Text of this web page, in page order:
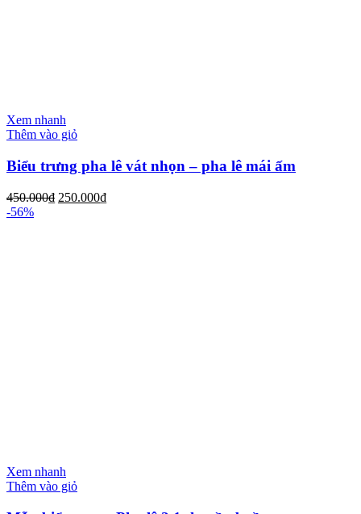
Xem nhanh
Thêm vào giỏ
Biểu trưng pha lê vát nhọn – pha lê mái ấm
450.000₫ 250.000₫
-56%
Xem nhanh
Thêm vào giỏ